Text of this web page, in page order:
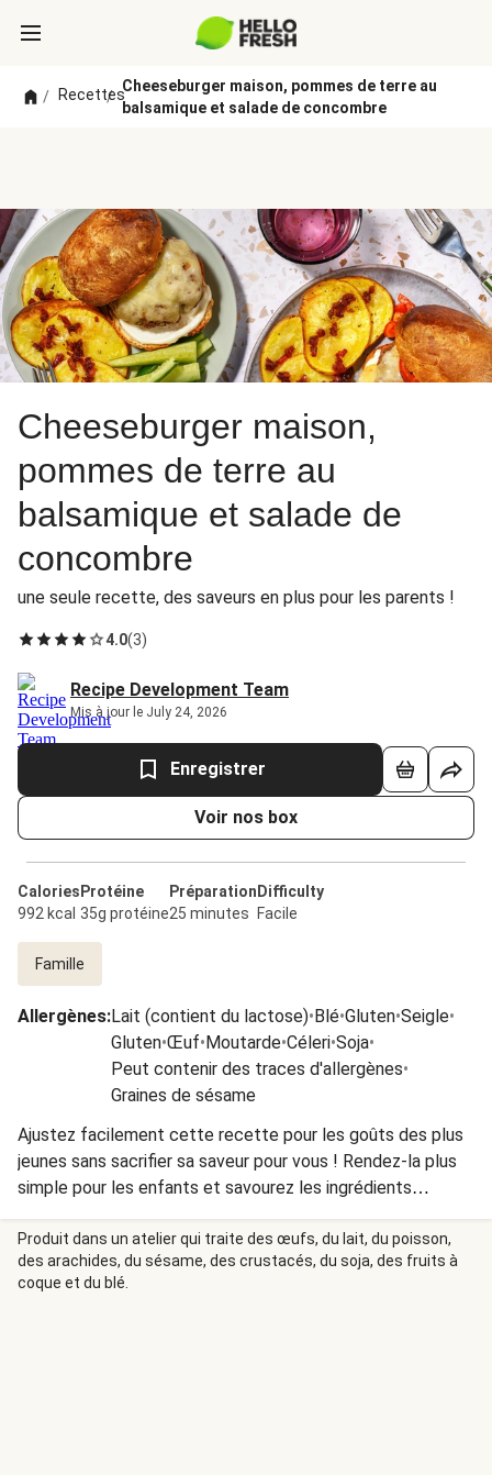
/ Recettes
/
Cheeseburger maison, pommes de terre au
balsamique et salade de concombre
Cheeseburger maison,
pommes de terre au
balsamique et salade de
concombre
une seule recette, des saveurs en plus pour les parents !
4.0(3)
Recipe Development Team
Mis à jour le July 24, 2026
Enregistrer
Voir nos box
Calories
992 kcal
Protéine
35g protéine
Préparation
25 minutes
Difficulty
Facile
Famille
Allergènes:Lait (contient du lactose)•Blé•Gluten•Seigle•
Gluten•Œuf•Moutarde•Céleri•Soja•
Peut contenir des traces d'allergènes•
Graines de sésame
Ajustez facilement cette recette pour les goûts des plus
jeunes sans sacrifier sa saveur pour vous ! Rendez-la plus
simple pour les enfants et savourez les ingrédients
spéciaux ajoutés juste pour vous.
Produit dans un atelier qui traite des œufs, du lait, du poisson,
des arachides, du sésame, des crustacés, du soja, des fruits à
coque et du blé.